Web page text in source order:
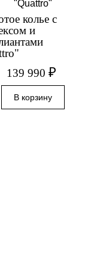
колье с
и
139 990 ₽